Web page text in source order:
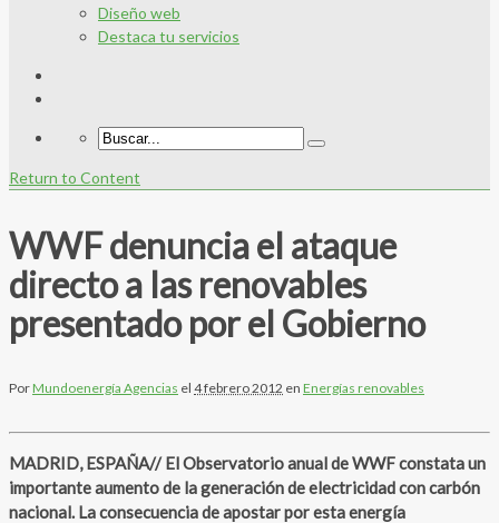
Diseño web
Destaca tu servicios
Return to Content
WWF denuncia el ataque
directo a las renovables
presentado por el Gobierno
PorMundoenergía Agencias el 4 febrero 2012 en Energías renovables
MADRID, ESPAÑA// El Observatorio anual de WWF constata un
importante aumento de la generación de electricidad con carbón
nacional. La consecuencia de apostar por esta energía